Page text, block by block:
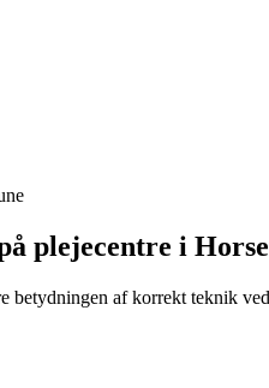
plejecentre i
af korrekt teknik